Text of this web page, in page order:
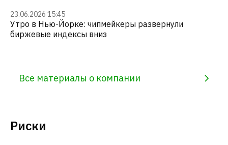
23.06.2026 15:45
Утро в Нью-Йорке: чипмейкеры развернули
биржевые индексы вниз
Все материалы о компании
Риски